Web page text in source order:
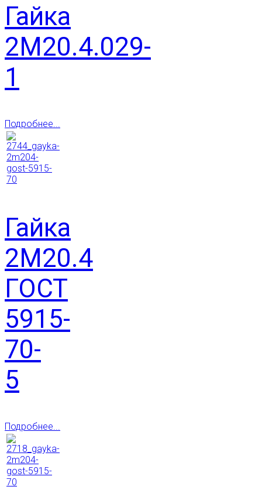
Гайка
2М20.4.029-
1
Подробнее...
Гайка
2М20.4
ГОСТ
5915-
70-
5
Подробнее...